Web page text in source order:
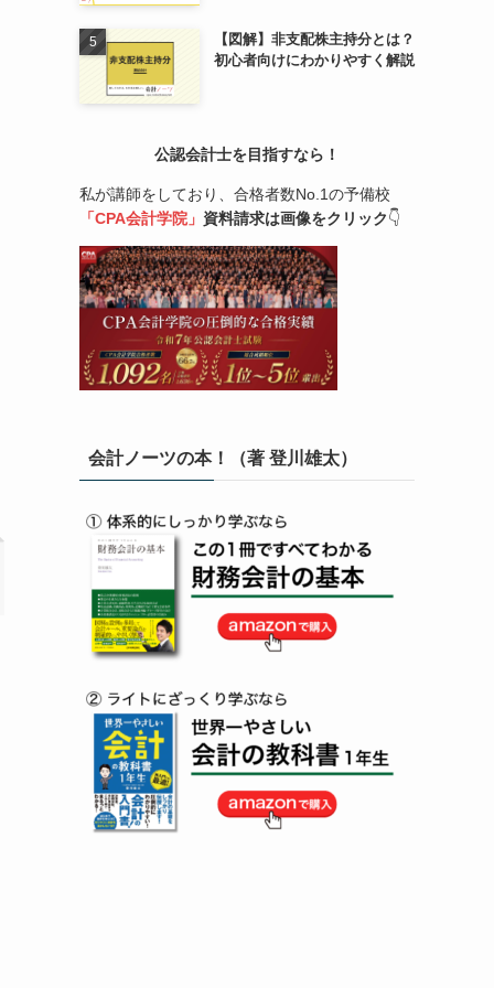
【図解】非支配株主持分とは？
初心者向けにわかりやすく解説
公認会計士を目指すなら！
私が講師をしており、合格者数No.1の予備校
「CPA会計学院」 資料請求は画像をクリック👇
会計ノーツの本！（著 登川雄太）